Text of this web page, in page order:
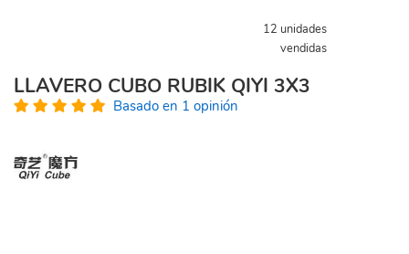
12 unidades
vendidas
LLAVERO CUBO RUBIK QIYI 3X3
Basado en 1 opinión